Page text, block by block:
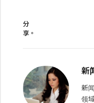
分
享。
新
新
领